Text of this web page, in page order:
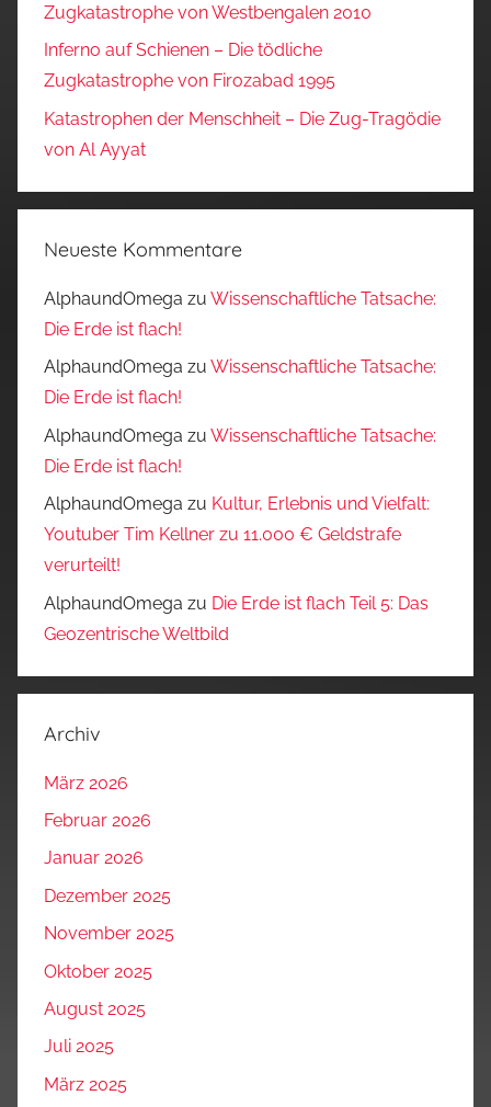
Zugkatastrophe von Westbengalen 2010
Inferno auf Schienen – Die tödliche
Zugkatastrophe von Firozabad 1995
Katastrophen der Menschheit – Die Zug-Tragödie
von Al Ayyat
Neueste Kommentare
AlphaundOmega zu Wissenschaftliche Tatsache:
Die Erde ist flach!
AlphaundOmega zu Wissenschaftliche Tatsache:
Die Erde ist flach!
AlphaundOmega zu Wissenschaftliche Tatsache:
Die Erde ist flach!
AlphaundOmega zu Kultur, Erlebnis und Vielfalt:
Youtuber Tim Kellner zu 11.000 € Geldstrafe
verurteilt!
AlphaundOmega zu Die Erde ist flach Teil 5: Das
Geozentrische Weltbild
Archiv
März 2026
Februar 2026
Januar 2026
Dezember 2025
November 2025
Oktober 2025
August 2025
Juli 2025
März 2025